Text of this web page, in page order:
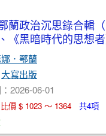
蘭政治沉思錄合輯
《黑暗時代的思想者
．鄂蘭
大寫出版
2026-06-01
價 $ 1023 ～ 1364 共4項